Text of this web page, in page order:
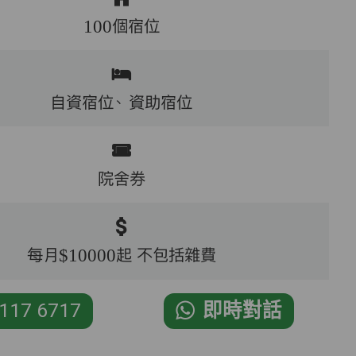
100個宿位
自資宿位、 資助宿位
院舍券
每月$10000起 不包括雜費
6717 即時對話